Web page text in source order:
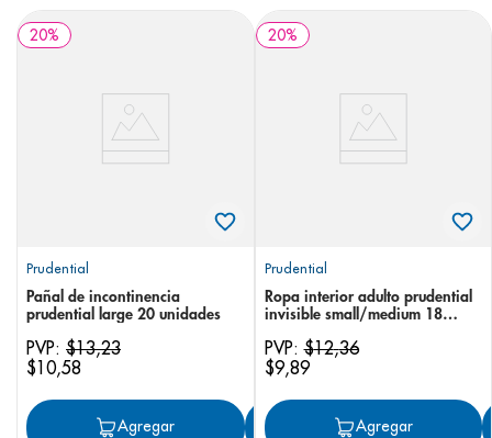
20%
Prudential
Pañal de incontinencia
prudential large 20 unidades
PVP: $13,23
$10,58
Agregar Agregar
20%
Prudential
Ropa interior adulto prudential
invisible small/medium 18
PVP:$12,36
$9,89
Agregar